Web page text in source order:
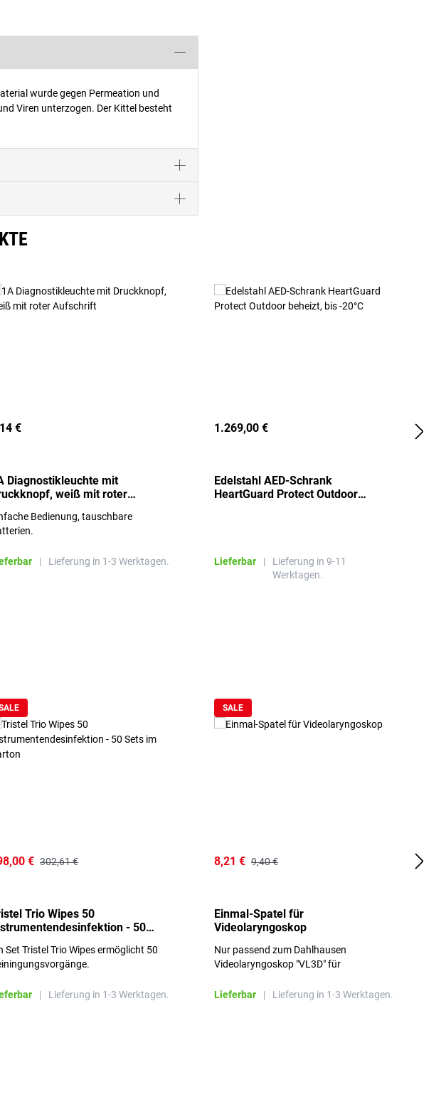
wurde gegen Permeation und
Viren unterzogen. Der Kittel besteht
€
Diagnostikleuchte mit
weiß mit roter
Bedienung, tauschbare
| Lieferung in 1-3 Werktagen.
1.269,00 €
Edelstahl AED-Schrank
HeartGuard Protect Outdoor
Lieferbar |
Lieferung in 9-11
Werktagen.
€ 302,61 €
Trio Wipes 50
- 50
Set Tristel Trio Wipes ermöglicht 50
| Lieferung in 1-3 Werktagen.
SALE
8,21 € 9,40 €
Einmal-Spatel für
Videolaryngoskop
Nur passend zum Dahlhausen
Videolaryngoskop "VL3D" für
Lieferbar
| Lieferung in 1-3 Werktagen.